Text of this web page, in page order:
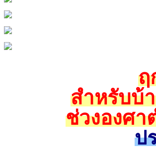
ฤ
สำหรับบ้
ช่วงองศา
ป